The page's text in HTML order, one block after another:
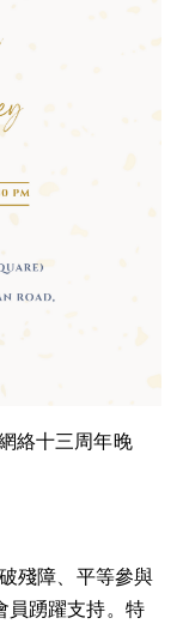
絡十三周年晚
殘障、平等參與
員踴躍支持。特